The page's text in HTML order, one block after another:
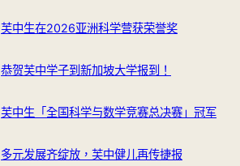
芙中生在2026亚洲科学营获荣誉奖
恭贺芙中学子到新加坡大学报到！
芙中生「全国科学与数学竞赛总决赛」冠军
多元发展齐绽放，芙中健儿再传捷报